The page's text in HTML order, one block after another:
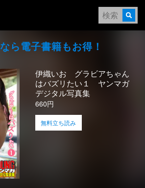
なら電⼦書籍もお得！
伊織いお グラビアちゃん
はバズリたい１ ヤンマガ
デジタル写真集
660円
無料立ち読み